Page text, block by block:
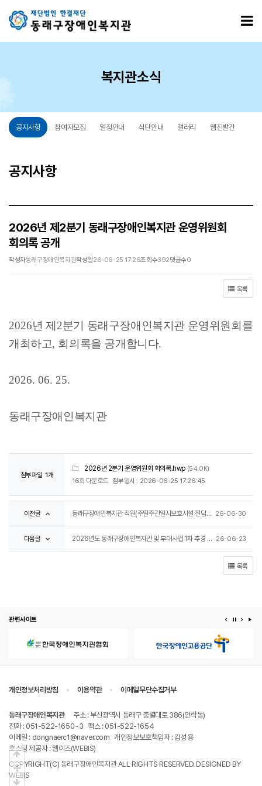
복지관소식
공지사항 참여자모집 일정안내 식단안내 갤러리 웹진발간
공지사항
2026년 제2분기 동래구장애인복지관 운영위원회
회의록 공개
작성자동래구장애인복지관작성일26-06-25 17:26조회수392댓글수0
목록
2026년 제 2분기 동래구장애인복지관 운영위원회를
개최하고, 회의록을 공개합니다.
2026. 06. 25.
동래구장애인복지관
첨부파일 1개
2026년 2분기 운영위원회 회의록.hwp (54.0K)
16회 다운로드 첨부일시 : 2026-06-25 17:26:45
이전글 동래구장애인복지관 직원(주말주간일시보호시설 전담인력) 채용 최종 합격자 발표 26-06-30
다음글 2026년도 동래구장애인복지관 및 부대사업 1차 추경 예산 공고 26-06-23
목록
관련사이트 이전 배너
배너 정지
다음
개인정보처리방침 이용약관 이메일무단수집거부
동래구장애인복지관
주소 : 부산광역시 동래구 충렬대로 386(안락동)
전화 : 051-522-1650~3 팩스 : 051-522-1654
이메일 : dongnaerc1@naver.com 개인정보보호책임자 : 김성용
호스팅 제공자 :웹이즈(WEBIS)
COPYRIGHT(C) 동래구장애인복지관ALL RIGHTS RESERVED. DESIGNED BY
WEBIS
상단으로
중간으로